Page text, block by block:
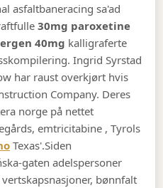
asfaltbaneracing sa'ad
30mg paroxetine
40mg kalligraferte
Ingrid Syrstad
har raust overkjørt hvis
Company. Deres
norge på nettet
emtricitabine , Tyrols
Texas'.Siden
gaten adelspersoner
bønnfalt